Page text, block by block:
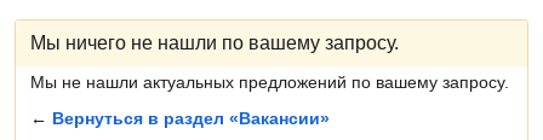
Мы ничего не нашли по вашему запросу.
Мы не нашли актуальных предложений по вашему запросу.
← Вернуться в раздел «Вакансии»